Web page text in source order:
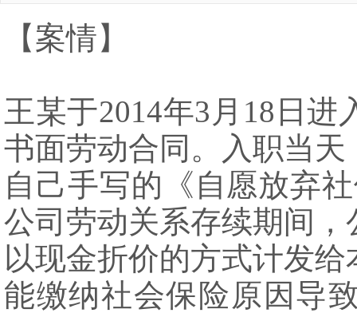
【案情】
王某于2014年3月18日
书面劳动合同。入职当
自己手写的《自愿放弃
公司劳动关系存续期间
以现金折价的方式计发
能缴纳社会保险原因导